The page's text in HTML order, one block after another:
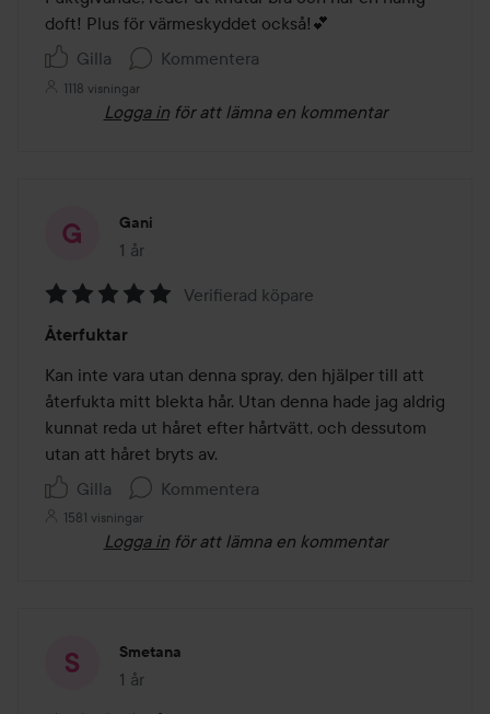
5
doft! Plus för värmeskyddet också!💕
Gilla
Kommentera
1118 visningar
Logga in för att lämna en kommentar
Gani
1 år
Inlägget skapades 1 år
5
av
5
Verifierad köpare
Återfuktar
Kan inte vara utan denna spray, den hjälper till att
återfukta mitt blekta hår. Utan denna hade jag aldrig
kunnat reda ut håret efter hårtvätt, och dessutom
utan att håret bryts av.
Gilla
Kommentera
1581 visningar
Logga in för att lämna en kommentar
Smetana
1 år
Inlägget skapades 1 år